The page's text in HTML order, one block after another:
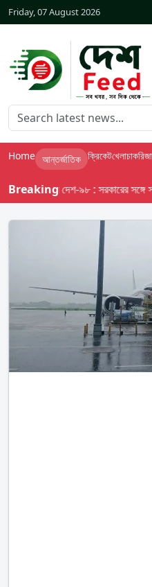
Friday, 07 August 2026
Home আন্তর্জাতিক ক্রিকেটখেলাচাকরি
Breaking
বাসস দেশ-৯৮ : সরকারের সঙ্গে